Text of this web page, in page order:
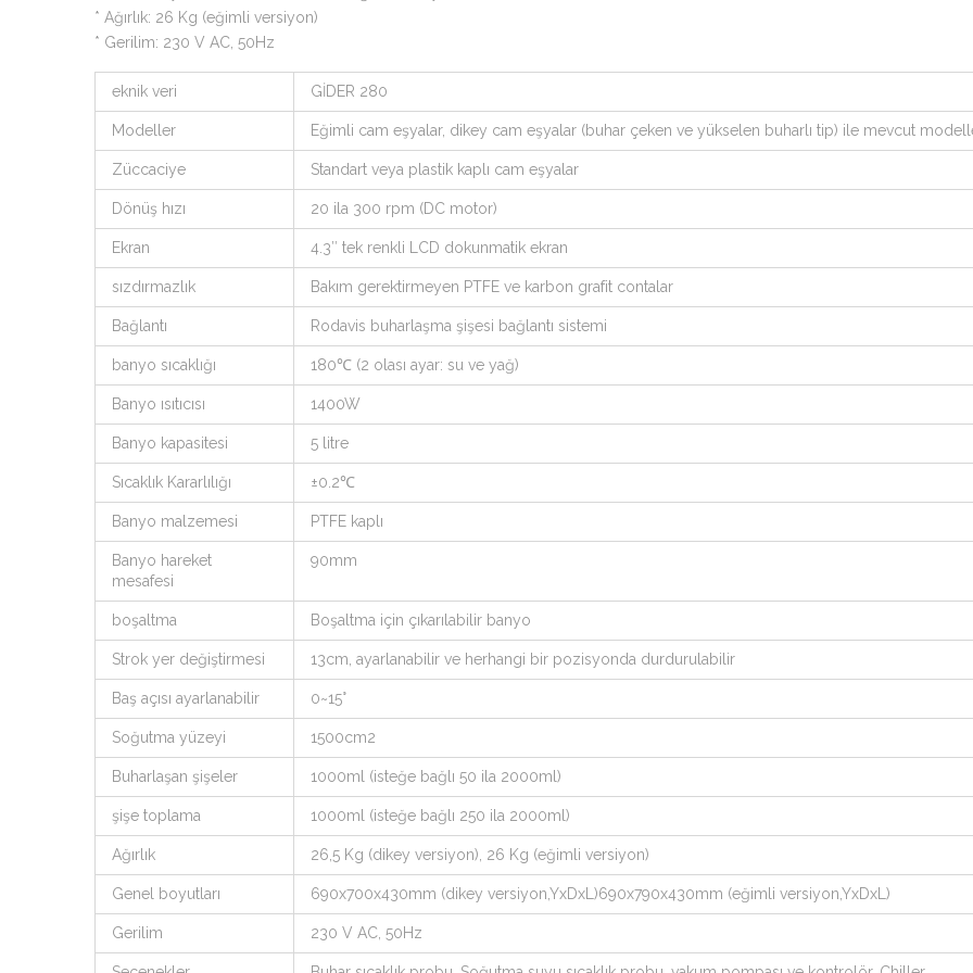
* Ağırlık: 26 Kg (eğimli versiyon)
* Gerilim: 230 V AC, 50Hz
eknik veri GİDER 280
Modeller Eğimli cam eşyalar, dikey cam eşyalar (buhar çeken ve yükselen buharlı tip) ile mevcut
Züccaciye Standart veya plastik kaplı cam eşyalar
Dönüş hızı 20 ila 300 rpm (DC motor)
Ekran 4.3″ tek renkli LCD dokunmatik ekran
sızdırmazlık Bakım gerektirmeyen PTFE ve karbon grafit contalar
Bağlantı Rodavis buharlaşma şişesi bağlantı sistemi
banyo sıcaklığı 180℃ (2 olası ayar: su ve yağ)
Banyo ısıtıcısı 1400W
Banyo kapasitesi 5 litre
Sıcaklık Kararlılığı ±0.2℃
Banyo malzemesi PTFE kaplı
Banyo hareket
mesafesi
90mm
boşaltma Boşaltma için çıkarılabilir banyo
Strok yer değiştirmesi 13cm, ayarlanabilir ve herhangi bir pozisyonda durdurulabilir
Baş açısı ayarlanabilir 0~15°
Soğutma yüzeyi 1500cm2
Buharlaşan şişeler 1000ml (isteğe bağlı 50 ila 2000ml)
şişe toplama 1000ml (isteğe bağlı 250 ila 2000ml)
Ağırlık 26,5 Kg (dikey versiyon), 26 Kg (eğimli versiyon)
Genel boyutları 690x700x430mm (dikey versiyon,YxDxL)690x790x430mm (eğimli versiyon,YxDxL)
Gerilim 230 V AC, 50Hz